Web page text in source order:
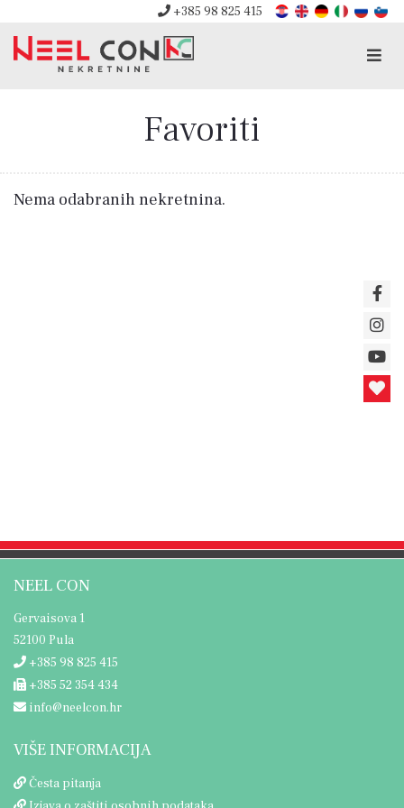
+385 98 825 415
Favoriti
Nema odabranih nekretnina.
NEEL CON
Gervaisova 1
52100 Pula
+385 98 825 415
+385 52 354 434
info@neelcon.hr
VIŠE INFORMACIJA
Česta pitanja